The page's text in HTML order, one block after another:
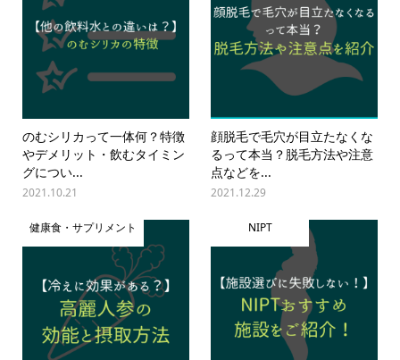
のむシリカって一体何？特徴
やデメリット・飲むタイミン
グについ...
2021.10.21
顔脱毛で毛穴が目立たなくな
るって本当？脱毛方法や注意
点などを...
2021.12.29
健康食・サプリメント NIPT